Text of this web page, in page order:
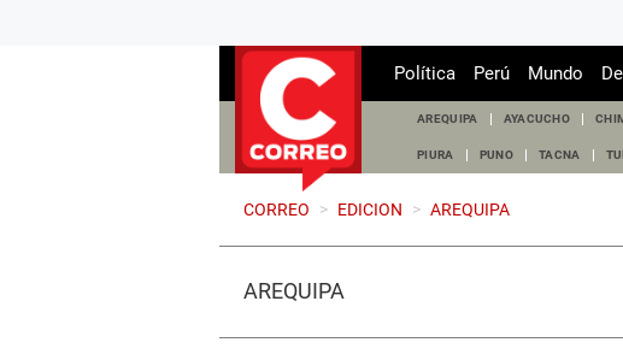
Política Perú Mundo
AREQUIPA AYACUCHO
PIURA PUNO TACNA
CORREO > EDICION > AREQUIPA
AREQUIPA